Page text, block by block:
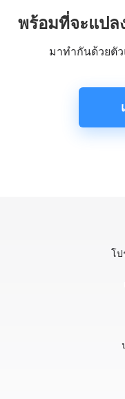
พร้อมที่จะแปล
มาทำกันด้วยตั
โป